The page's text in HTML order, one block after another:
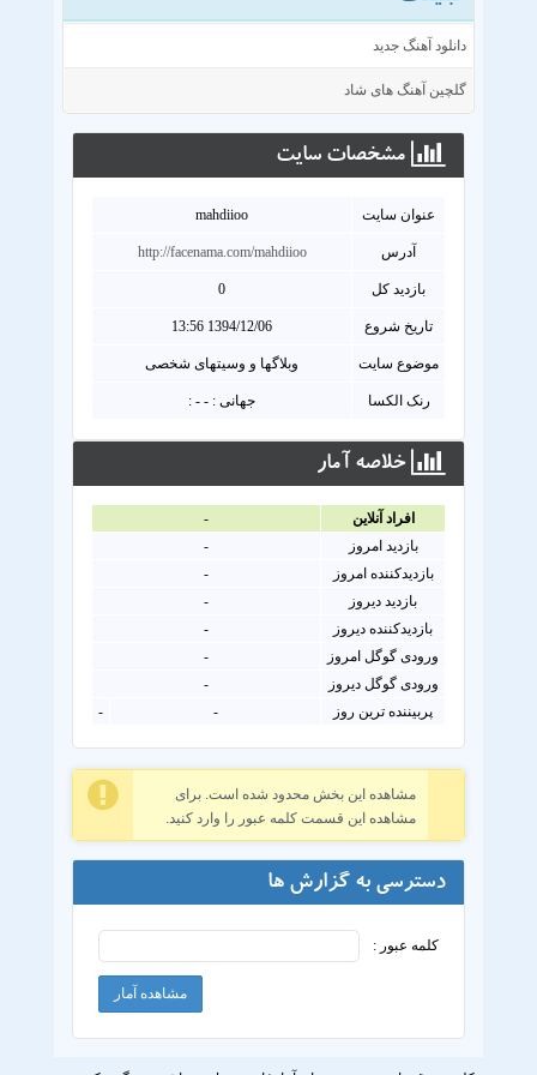
دانلود آهنگ جدید
گلچین آهنگ های شاد
مشخصات سايت
عنوان سايت mahdiioo
آدرس http://facenama.com/mahdiioo
بازدید کل 0
تاریخ شروع 1394/12/06 13:56
موضوع سایت وبلاگها و وسیتهای شخصی
رنک الکسا جهانی : - - :
خلاصه آمار
افراد آنلاين
-
بازدید امروز
-
بازدیدکننده امروز
-
بازدید دیروز
-
بازدیدکننده دیروز
-
ورودی گوگل امروز
-
ورودی گوگل دیروز
-
پربیننده ترین روز
-
-
مشاهده این بخش محدود شده است. برای
مشاهده این قسمت کلمه عبور را وارد کنید.
دسترسی به گزارش ها
کلمه عبور :